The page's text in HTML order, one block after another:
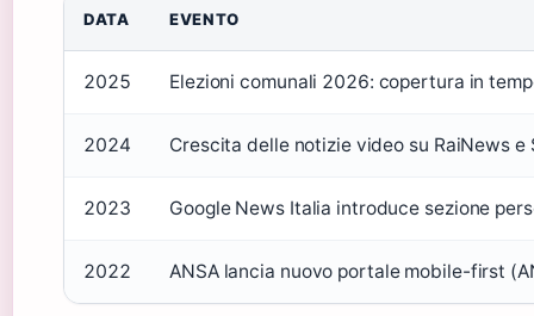
DATA EVENTO
2025 Elezioni comunali 2026: copertura in
2024 Crescita delle notizie video su RaiNews
2023 Google News Italia introduce sezione
2022 ANSA lancia nuovo portale mobile-first